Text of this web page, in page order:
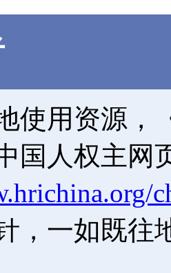
使用资源，
国人权主网
，一如既往